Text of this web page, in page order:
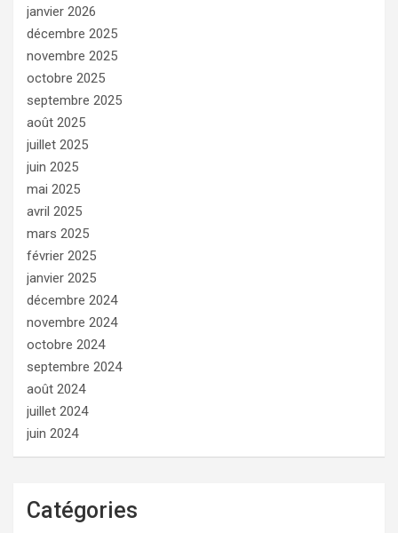
janvier 2026
décembre 2025
novembre 2025
octobre 2025
septembre 2025
août 2025
juillet 2025
juin 2025
mai 2025
avril 2025
mars 2025
février 2025
janvier 2025
décembre 2024
novembre 2024
octobre 2024
septembre 2024
août 2024
juillet 2024
juin 2024
Catégories